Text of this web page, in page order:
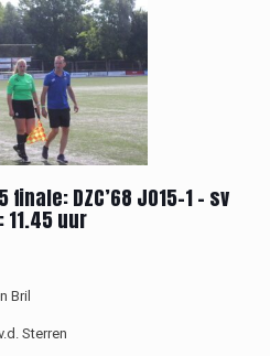
finale:DZC’68 JO15-1 – sv
11.45uur
Bril
.d. Sterren